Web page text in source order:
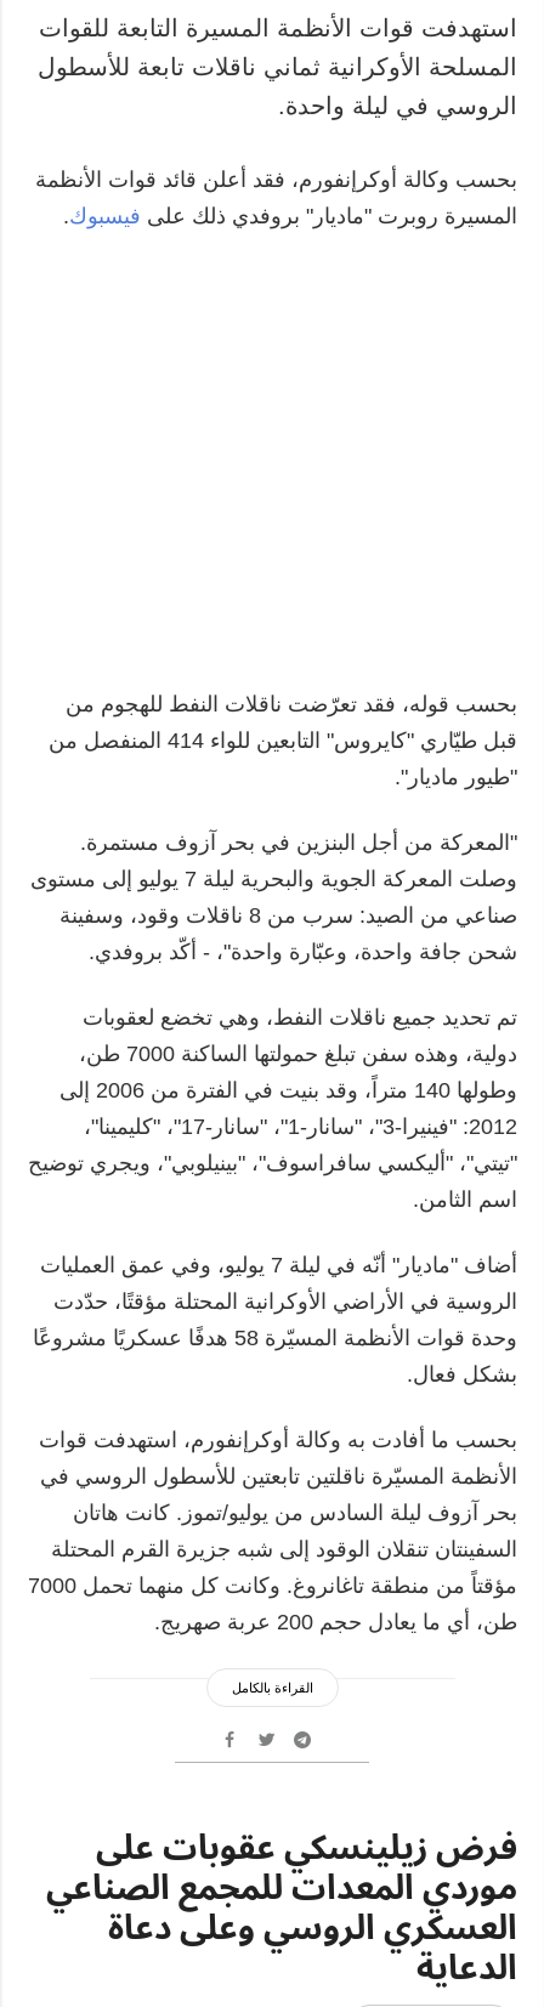
استهدفت قوات الأنظمة المسيرة التابعة للقوات
المسلحة الأوكرانية ثماني ناقلات تابعة للأسطول
الروسي في ليلة واحدة.
بحسب وكالة أوكرإنفورم، فقد أعلن قائد قوات الأنظمة
المسيرة روبرت "ماديار" بروفدي ذلك على فيسبوك.
بحسب قوله، فقد تعرّضت ناقلات النفط للهجوم من
قبل طيّاري "كايروس" التابعين للواء 414 المنفصل من
"طيور ماديار".
"المعركة من أجل البنزين في بحر آزوف مستمرة.
وصلت المعركة الجوية والبحرية ليلة 7 يوليو إلى مستوى
صناعي من الصيد: سرب من 8 ناقلات وقود، وسفينة
شحن جافة واحدة، وعبّارة واحدة"، - أكّد بروفدي.
تم تحديد جميع ناقلات النفط، وهي تخضع لعقوبات
دولية، وهذه سفن تبلغ حمولتها الساكنة 7000 طن،
وطولها 140 متراً، وقد بنيت في الفترة من 2006 إلى
2012: "فينيرا-3"، "سانار-1"، "سانار-17"، "كليمينا"،
"تيتي"، "أليكسي سافراسوف"، "بينيلوبي"، ويجري توضيح
اسم الثامن.
أضاف "ماديار" أنّه في ليلة 7 يوليو، وفي عمق العمليات
الروسية في الأراضي الأوكرانية المحتلة مؤقتًا، حدّدت
وحدة قوات الأنظمة المسيّرة 58 هدفًا عسكريًا مشروعًا
بشكل فعال.
بحسب ما أفادت به وكالة أوكرإنفورم، استهدفت قوات
الأنظمة المسيّرة ناقلتين تابعتين للأسطول الروسي في
بحر آزوف ليلة السادس من يوليو/تموز. كانت هاتان
السفينتان تنقلان الوقود إلى شبه جزيرة القرم المحتلة
مؤقتاً من منطقة تاغانروغ. وكانت كل منهما تحمل 7000
طن، أي ما يعادل حجم 200 عربة صهريج.
القراءة بالكامل
فرض زيلينسكي عقوبات على
موردي المعدات للمجمع الصناعي
العسكري الروسي وعلى دعاة
الدعاية